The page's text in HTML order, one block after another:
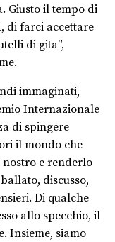
Giusto il tempo di
di farci accettare
di gita”,
immaginati,
Internazionale
di spingere
il mondo che
e renderlo
discusso,
Di qualche
allo specchio, il
Insieme, siamo